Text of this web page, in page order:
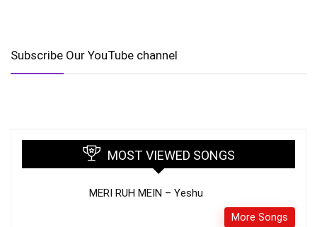
Subscribe Our YouTube channel
MOST VIEWED SONGS
MERI RUH MEIN – Yeshu
More Songs